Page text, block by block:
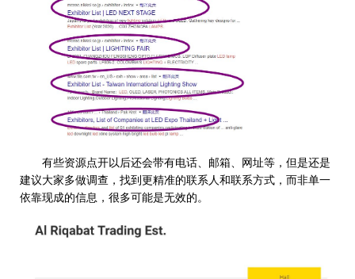
有些资源点开以后还会带有电话、邮箱、网址等，但是还是
建议大家多做调查，找到更精准的联系人和联系方式，而非单一
依靠现成的信息，很多可能是无效的。